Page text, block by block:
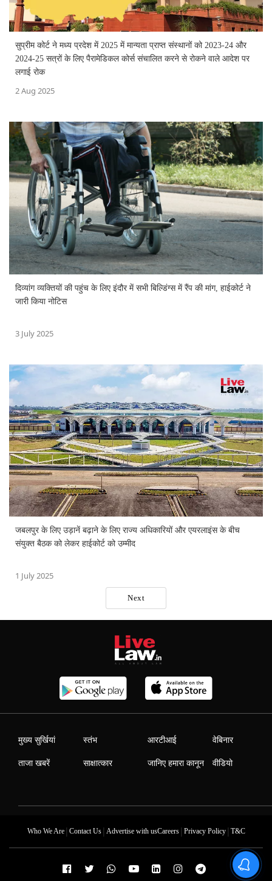
सुप्रीम कोर्ट ने मध्य प्रदेश में 2025 में मान्यता प्राप्त संस्थानों को 2023-24 और
2024-25 सत्रों के लिए पैरामेडिकल कोर्स संचालित करने से रोकने वाले आदेश पर
लगाई रोक
2 Aug 2025
दिव्यांग व्यक्तियों की पहुंच के लिए इंदौर में सभी बिल्डिंग्स में रैंप की मांग, हाईकोर्ट ने
जारी किया नोटिस
3 July 2025
जबलपुर के लिए उड़ानें बढ़ाने के लिए राज्य अधिकारियों और एयरलाइंस के बीच
संयुक्त बैठक को लेकर हाईकोर्ट को उम्मीद
1 July 2025
Next
मुख्य सुर्खियां
ताजा खबरें
स्तंभ
साक्षात्कार
आरटीआई
जानिए हमारा कानून
वेबिनार
वीडियो
Who We Are| Contact Us| Advertise with usCareers| Privacy Policy| T&C